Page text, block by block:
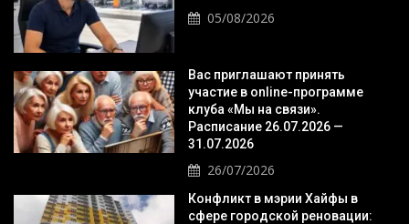
05/08/2026
Вас приглашают принять
участие в online-программе
клуба «Мы на связи».
Расписание 26.07.2026 —
31.07.2026
26/07/2026
Конфликт в мэрии Хайфы в
сфере городской реновации: